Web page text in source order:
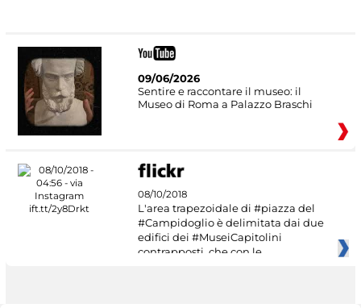
09/06/2026
Sentire e raccontare il museo: il
Museo di Roma a Palazzo Braschi
08/10/2018
L'area trapezoidale di #piazza del
#Campidoglio è delimitata dai due
edifici dei #MuseiCapitolini
contrapposti, che con le